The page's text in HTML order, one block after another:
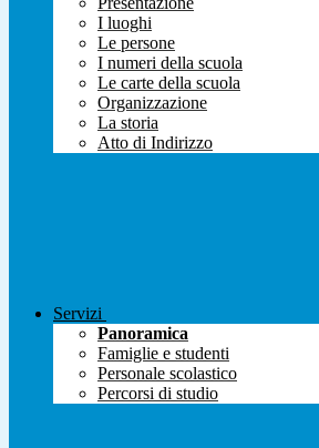
I luoghi
Le persone
I numeri della scuola
Le carte della scuola
Organizzazione
La storia
Atto di Indirizzo
Servizi
Panoramica
Famiglie e studenti
Personale scolastico
Percorsi di studio